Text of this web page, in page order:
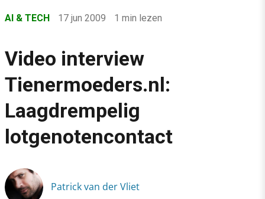
›
›
AI & Tech
›
Video interview Tienermoeders.nl: Laagdrempelig
AI & TECH 17 jun 2009 1 min lezen
Video interview
Tienermoeders.nl:
Laagdrempelig
lotgenotencontact
Patrick van der Vliet